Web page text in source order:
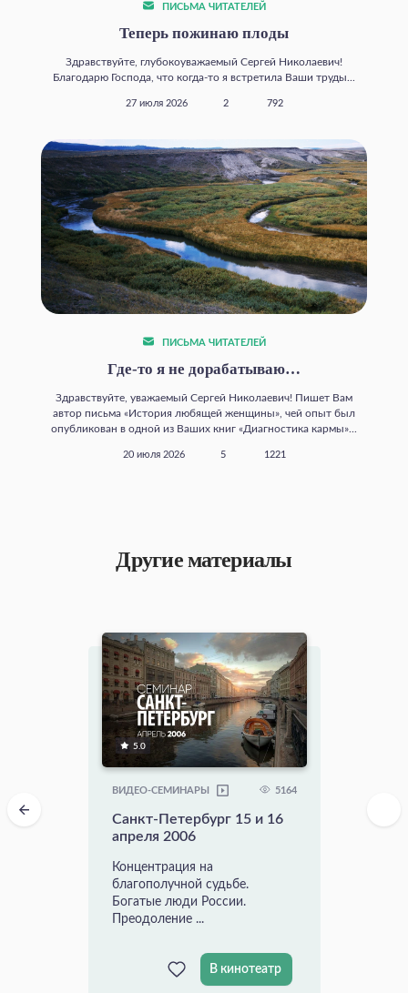
ПИСЬМА ЧИТАТЕЛЕЙ
Теперь пожинаю плоды
Здравствуйте, глубокоуважаемый Сергей Николаевич!
Благодарю Господа, что когда‑то я встретила Ваши труды...
27 июля 2026 2 792
ПИСЬМА ЧИТАТЕЛЕЙ
Где‑то я не дорабатываю…
Здравствуйте, уважаемый Сергей Николаевич! Пишет Вам
автор письма «История любящей женщины», чей опыт был
опубликован в одной из Ваших книг «Диагностика кармы»...
20 июля 2026 5 1221
Другие материалы
5.0
ВИДЕО-СЕМИНАРЫ 5164
Санкт-Петербург 15 и 16
апреля 2006
Концентрация на
благополучной судьбе.
Богатые люди России.
Преодоление ...
В кинотеатр